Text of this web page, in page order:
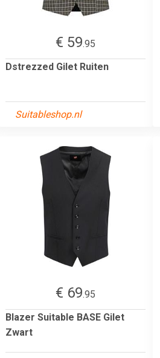
€ 59.95
Dstrezzed Gilet Ruiten
Suitableshop.nl
€ 69.95
Blazer Suitable BASE Gilet
Zwart